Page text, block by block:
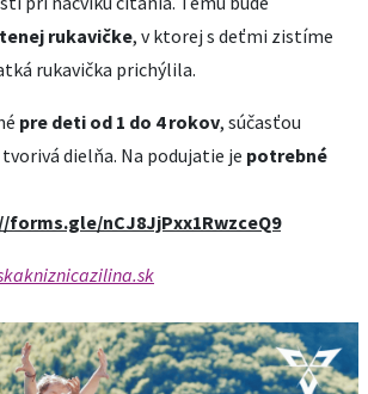
rukavičke, v ktorej s deťmi zistíme
rukavička prichýlila.
pre deti od 1 do 4 rokov, súčasťou
dielňa. Na podujatie je potrebné
forms.gle/nCJ8JjPxx1RwzceQ9